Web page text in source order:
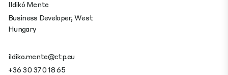
Ildikó Mente
Business Developer, West
Hungary
ildiko.mente@ctp.eu
+36 30 370 18 65